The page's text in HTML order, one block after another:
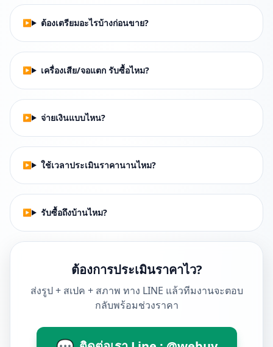
ต้องเตรียมอะไรบ้างก่อนขาย?
เครื่องเสีย/จอแตก รับซื้อไหม?
จ่ายเงินแบบไหน?
ใช้เวลาประเมินราคานานไหม?
รับซื้อถึงบ้านไหม?
ต้องการประเมินราคาไว?
ส่งรูป + สเปค + สภาพ ทาง LINE แล้วทีมงานจะตอบ
กลับพร้อมช่วงราคา